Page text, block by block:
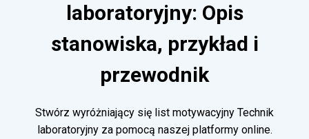
laboratoryjny: Opis
stanowiska, przykład i
przewodnik
Stwórz wyróżniający się list motywacyjny Technik
laboratoryjny za pomocą naszej platformy online.